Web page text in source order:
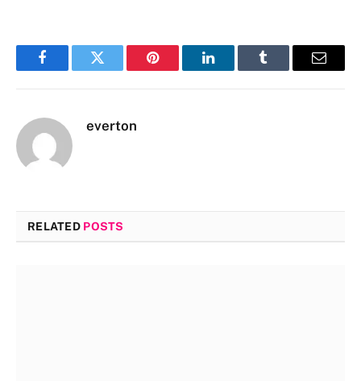
FacebookTwitter Pinterest LinkedInTumblr Email
everton
RELATED POSTS